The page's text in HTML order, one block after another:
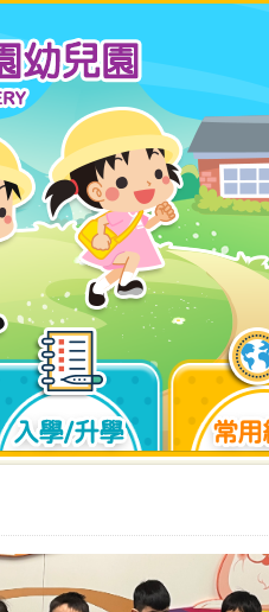
入學/升學 常用